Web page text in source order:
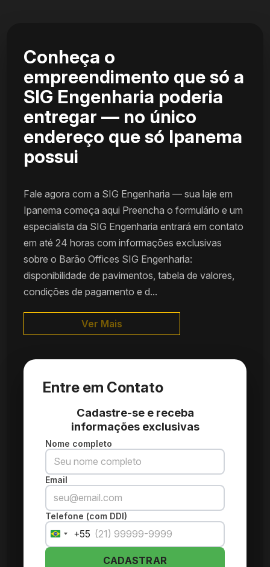
Conheça o
empreendimento que só a
SIG Engenharia poderia
entregar — no único
endereço que só Ipanema
possui
Fale agora com a SIG Engenharia — sua laje em
Ipanema começa aqui Preencha o formulário e um
especialista da SIG Engenharia entrará em contato
em até 24 horas com informações exclusivas
sobre o Barão Offices SIG Engenharia:
disponibilidade de pavimentos, tabela de valores,
condições de pagamento e d...
Ver Mais
Entre em Contato
Cadastre-se e receba
informações exclusivas
Nome completo
Email
Telefone (com DDI)
Brazil
+55
+55
CADASTRAR